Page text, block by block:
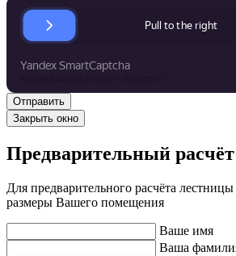
Закрыть окно
Предварительный расчёт
Для предварительного расчёта
размеры Вашего помещения
Ваше имя
Ваша